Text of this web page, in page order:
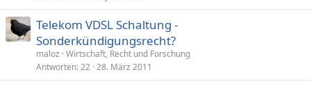
Telekom VDSL Schaltung -
Sonderkündigungsrecht?
maloz Wirtschaft, Recht und Forschung
Antworten 22 28. März 2011